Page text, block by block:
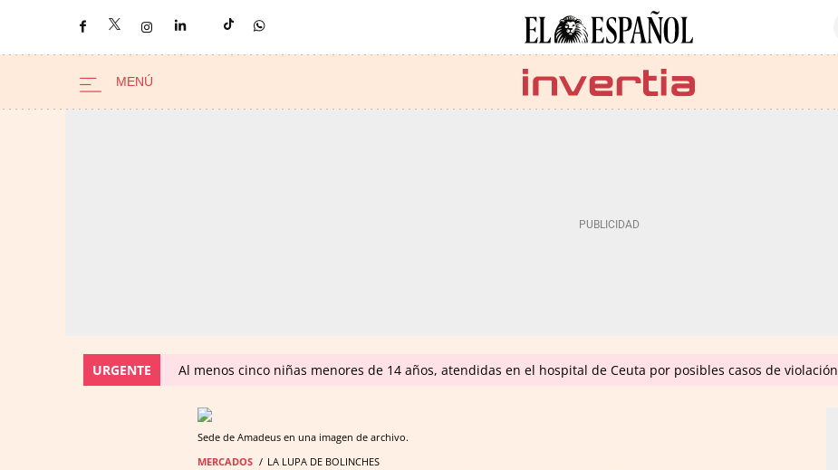
URGENTE Al menos cinco niñas menores de 14 años, atendidas en el hospital de Ceuta por posibles casos de violación
Sede de Amadeus en una imagen de archivo.
MERCADOS
LA LUPA DE BOLINCHES